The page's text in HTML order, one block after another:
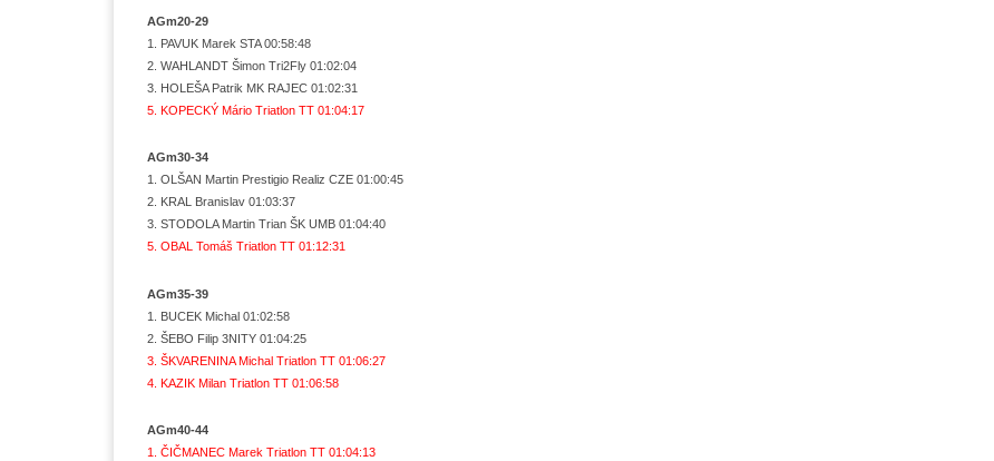
AGm20-29
1. PAVUK Marek STA 00:58:48
2. WAHLANDT Šimon Tri2Fly 01:02:04
3. HOLEŠA Patrik MK RAJEC 01:02:31
5. KOPECKÝ Mário Triatlon TT 01:04:17
AGm30-34
1. OLŠAN Martin Prestigio Realiz CZE 01:00:45
2. KRAL Branislav 01:03:37
3. STODOLA Martin Trian ŠK UMB 01:04:40
5. OBAL Tomáš Triatlon TT 01:12:31
AGm35-39
1. BUCEK Michal 01:02:58
2. ŠEBO Filip 3NITY 01:04:25
3. ŠKVARENINA Michal Triatlon TT 01:06:27
4. KAZIK Milan Triatlon TT 01:06:58
AGm40-44
1. ČIČMANEC Marek Triatlon TT 01:04:13